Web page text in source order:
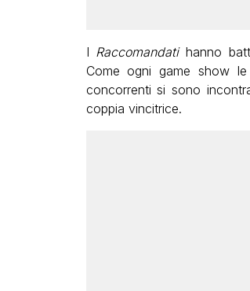
I Raccomandatihanno
Come ogni game show
concorrenti si sono
coppia vincitrice.